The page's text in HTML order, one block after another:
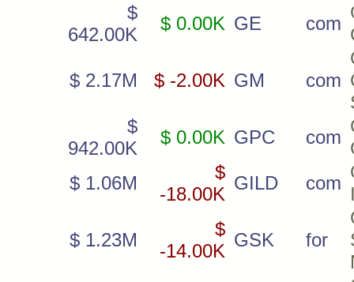
$
642.00K
$ 0.00K GE com
$ 2.17M $ -2.00K GM com
$
942.00K
$ 0.00K GPC com
$ 1.06M
$
-18.00K
GILD com
$ 1.23M
$
-14.00K
GSK for